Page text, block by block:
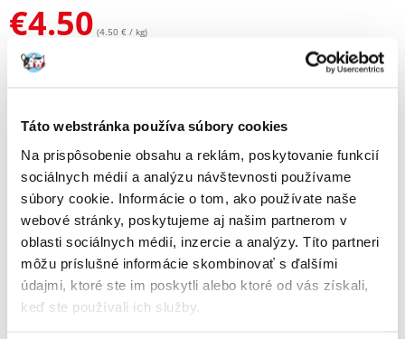
Táto webstránka používa súbory cookies
Na prispôsobenie obsahu a reklám, poskytovanie funkcií
sociálnych médií a analýzu návštevnosti používame
súbory cookie. Informácie o tom, ako používate naše
webové stránky, poskytujeme aj našim partnerom v
oblasti sociálnych médií, inzercie a analýzy. Títo partneri
môžu príslušné informácie skombinovať s ďalšími
údajmi, ktoré ste im poskytli alebo ktoré od vás získali,
keď ste používali ich služby.
€4.50 (4.50 € / kg)
ODOSIELAME DO 48HODÍN
1 RECENZIA
3 z 5
0%